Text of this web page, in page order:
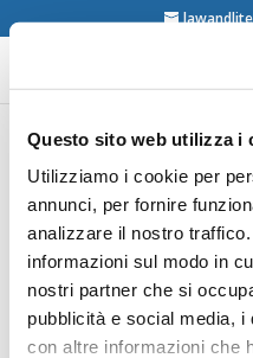
Questo sito web utilizza i
Utilizziamo i cookie per
annunci, per fornire
analizzare il nostro
informazioni sul modo in
nostri partner che si
pubblicità e social media, i
con altre informazioni che
Jorge
Derecho y
Textos y
Eudeba,
2015